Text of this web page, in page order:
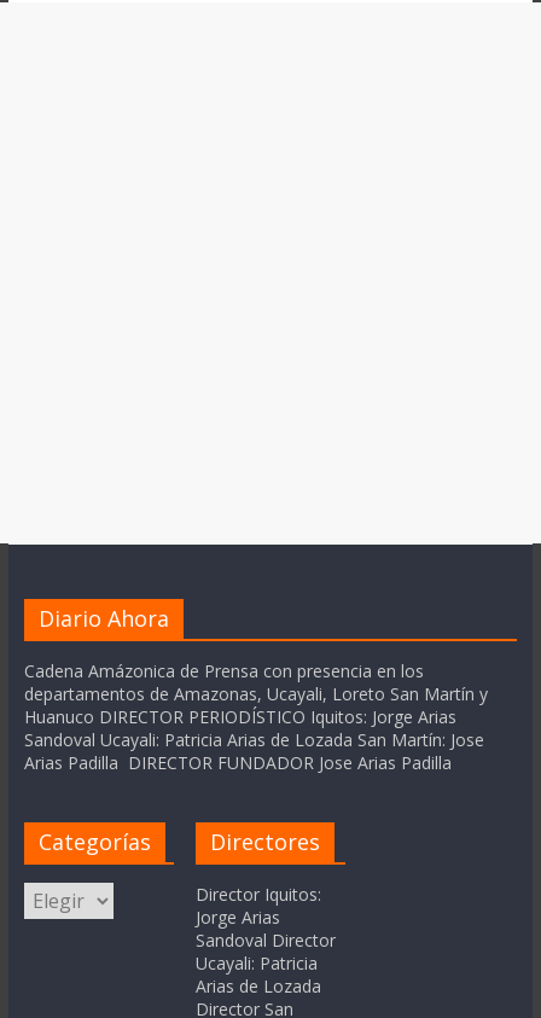
Diario Ahora
Cadena Amázonica de Prensa con presencia en los
departamentos de Amazonas, Ucayali, Loreto San Martín y
Huanuco DIRECTOR PERIODÍSTICO Iquitos: Jorge Arias
Sandoval Ucayali: Patricia Arias de Lozada San Martín: Jose
Arias Padilla DIRECTOR FUNDADOR Jose Arias Padilla
Categorías
Categorías
Directores
Director Iquitos:
Jorge Arias
Sandoval Director
Ucayali: Patricia
Arias de Lozada
Director San